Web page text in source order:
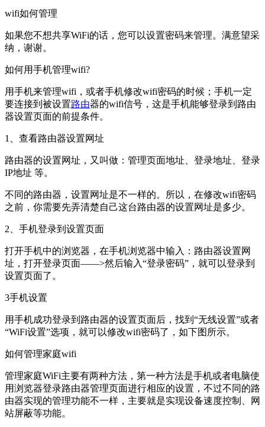
wifi如何管理
如果您不想共享WiFi的话，您可以设置密码来管理。满意望采
纳，谢谢。
如何用手机管理wifi?
用手机来管理wifi，或者手机修改wifi密码的时候；手机一定
要连接到被设置路由器的wifi信号，这是手机能够登录到路由
器设置页面的前提条件。
1、查看路由器设置网址
路由器的设置网址，又叫做：管理页面地址、登录地址、登录
IP地址 等。
不同的路由器，设置网址是不一样的。所以，在修改wifi密码
之前，你需要先弄清楚自己这台路由器的设置网址是多少。
2、手机登录到设置页面
打开手机中的浏览器，在手机浏览器中输入：路由器设置网
址，打开登录页面——>然后输入“登录密码”，就可以登录到
设置页面了。
3手机设置
用手机成功登录到路由器的设置页面后，找到“无线设置”或者
“WiFi设置”选项，就可以修改wifi密码了，如下图所示。
如何管理家庭wifi
管理家庭WiFi主要有两种方法，第一种方法是手机或者电脑使
用浏览器登录路由器管理页面进行相应的设置，不过不同的路
由器实现的管理功能不一样，主要就是实现设备速度控制、网
站屏蔽等功能。